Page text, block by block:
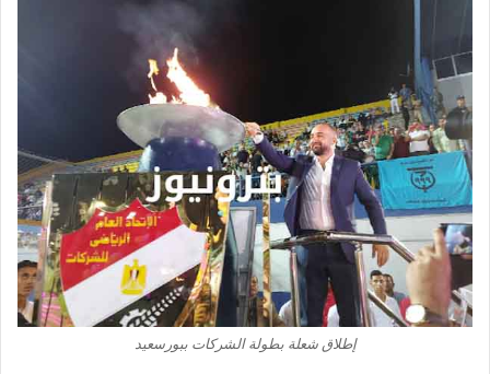
إطلاق شعلة بطولة الشركات ببورسعيد